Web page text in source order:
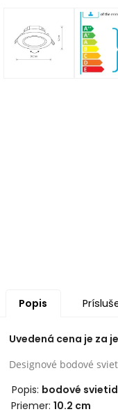
Popis
Uvedená cena je za
Designové bodové
Popis: bodové
Priemer: 10.2 cm